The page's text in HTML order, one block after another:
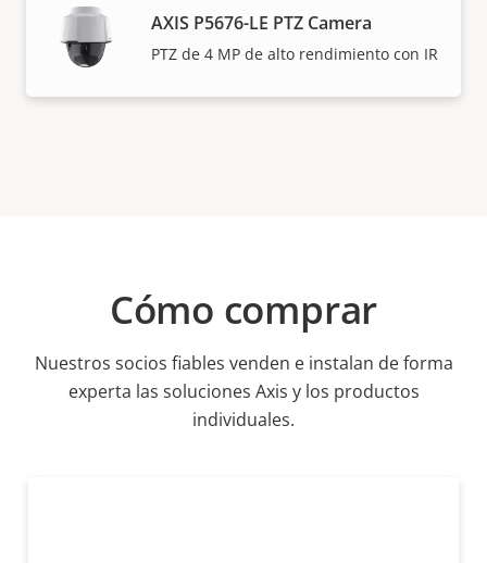
AXIS P5676-LE PTZ Camera
PTZ de 4 MP de alto rendimiento con IR
Cómo comprar
Nuestros socios fiables venden e instalan de forma
experta las soluciones Axis y los productos
individuales.